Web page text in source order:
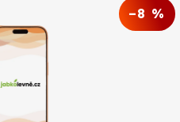
–8 %